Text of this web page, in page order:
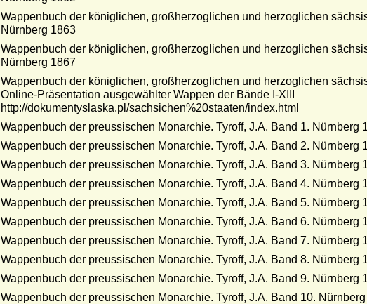
Wappenbuch der königlichen, großherzoglichen und herzoglichen
Nürnberg 1863
Wappenbuch der königlichen, großherzoglichen und herzoglichen
Nürnberg 1867
Wappenbuch der königlichen, großherzoglichen und herzoglichen
Online-Präsentation ausgewählter Wappen der Bände I-XIII
http://dokumentyslaska.pl/sachsichen%20staaten/index.html
Wappenbuch der preussischen Monarchie. Tyroff, J.A. Band 1. Nürnberg
Wappenbuch der preussischen Monarchie. Tyroff, J.A. Band 2. Nürnberg
Wappenbuch der preussischen Monarchie. Tyroff, J.A. Band 3. Nürnberg
Wappenbuch der preussischen Monarchie. Tyroff, J.A. Band 4. Nürnberg
Wappenbuch der preussischen Monarchie. Tyroff, J.A. Band 5. Nürnberg
Wappenbuch der preussischen Monarchie. Tyroff, J.A. Band 6. Nürnberg
Wappenbuch der preussischen Monarchie. Tyroff, J.A. Band 7. Nürnberg
Wappenbuch der preussischen Monarchie. Tyroff, J.A. Band 8. Nürnberg
Wappenbuch der preussischen Monarchie. Tyroff, J.A. Band 9. Nürnberg
Wappenbuch der preussischen Monarchie. Tyroff, J.A. Band 10.